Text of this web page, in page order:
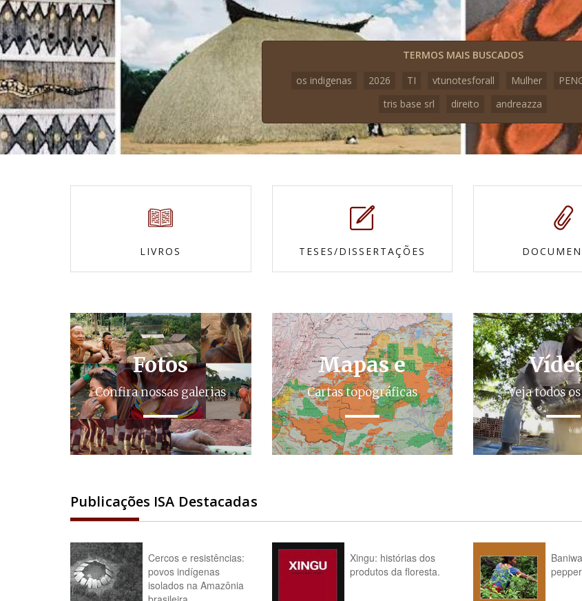
TERMOS MAIS BUSCADOS
os indigenas
2026 TI vtunotesforall Mulher
tris base srl
direito andreazza
LIVROS TESES/DISSERTAÇÕES
Fotos
Confira nossas galerias
Mapas e
Cartas topográficas Veja todos
Publicações ISA Destacadas
Cercos e resistências:
povos indígenas
isolados na Amazônia
Xingu: histórias dos
produtos da floresta.